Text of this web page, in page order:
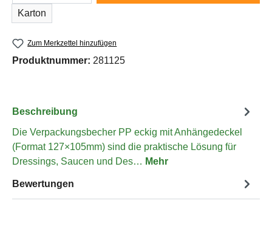
Karton
Zum Merkzettel hinzufügen
Produktnummer: 281125
Beschreibung
Die Verpackungsbecher PP eckig mit Anhängedeckel
(Format 127×105mm) sind die praktische Lösung für
Dressings, Saucen und Des… Mehr
Bewertungen